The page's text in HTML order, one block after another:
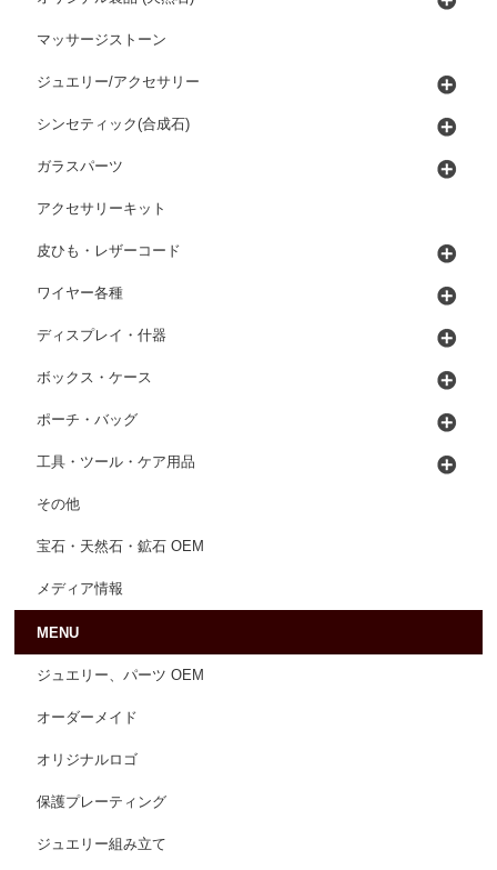
マッサージストーン
ジュエリー/アクセサリー
シンセティック(合成石)
ガラスパーツ
アクセサリーキット
皮ひも・レザーコード
ワイヤー各種
ディスプレイ・什器
ボックス・ケース
ポーチ・バッグ
工具・ツール・ケア用品
その他
宝石・天然石・鉱石 OEM
メディア情報
MENU
ジュエリー、パーツ OEM
オーダーメイド
オリジナルロゴ
保護プレーティング
ジュエリー組み立て